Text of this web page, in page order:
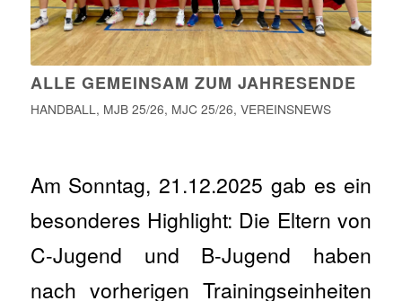
ALLE GEMEINSAM ZUM JAHRESENDE
HANDBALL, MJB 25/26, MJC 25/26, VEREINSNEWS
Am Sonntag, 21.12.2025 gab es ein
besonderes Highlight: Die Eltern von
C-Jugend und B-Jugend haben
nach vorherigen Trainingseinheiten